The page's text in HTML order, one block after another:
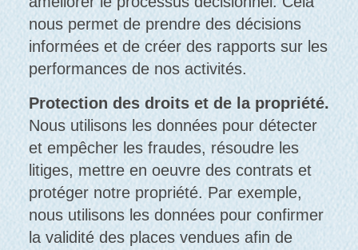
nous permet de prendre des décisions
informées et de créer des rapports sur les
performances de nos activités.
Protection des droits et de la propriété.
Nous utilisons les données pour détecter
et empêcher les fraudes, résoudre les
litiges, mettre en oeuvre des contrats et
protéger notre propriété. Par exemple,
nous utilisons les données pour confirmer
la validité des places vendues afin de